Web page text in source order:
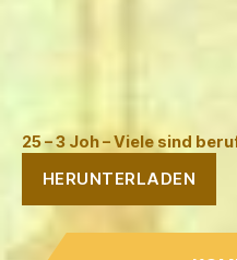
25 – 3 Joh – Viele sind
HERUNTERLADEN